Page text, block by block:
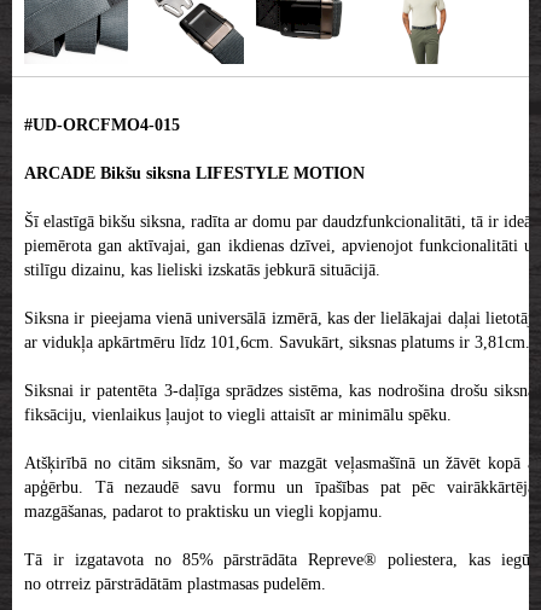
#UD-ORCFMO4-015
ARCADE Bikšu siksna LIFESTYLE MOTION
Šī elastīgā bikšu siksna, radīta ar domu par daudzfunkcionalitāti, tā ir ideāli
piemērota gan aktīvajai, gan ikdienas dzīvei, apvienojot funkcionalitāti un
stilīgu dizainu, kas lieliski izskatās jebkurā situācijā.
Siksna ir pieejama vienā universālā izmērā, kas der lielākajai daļai lietotāju
ar vidukļa apkārtmēru līdz 101,6cm. Savukārt, siksnas platums ir 3,81cm.
Siksnai ir patentēta 3-daļīga sprādzes sistēma, kas nodrošina drošu siksnas
fiksāciju, vienlaikus ļaujot to viegli attaisīt ar minimālu spēku.
Atšķirībā no citām siksnām, šo var mazgāt veļasmašīnā un žāvēt kopā ar
apģērbu. Tā nezaudē savu formu un īpašības pat pēc vairākkārtējas
mazgāšanas, padarot to praktisku un viegli kopjamu.
Tā ir izgatavota no 85% pārstrādāta Repreve® poliestera, kas iegūts
no otrreiz pārstrādātām plastmasas pudelēm.